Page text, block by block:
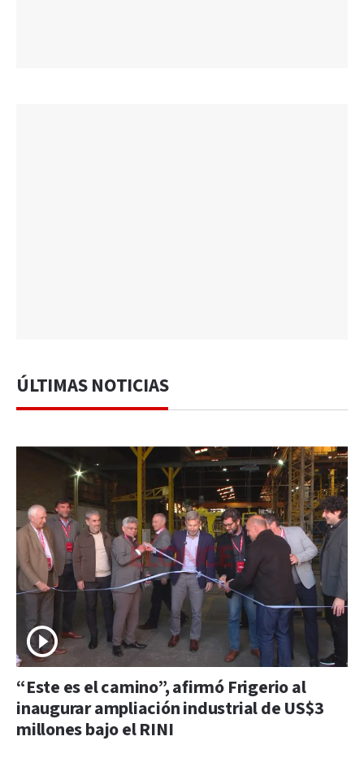
ÚLTIMAS NOTICIAS
“Este es el camino”, afirmó Frigerio al
inaugurar ampliación industrial de US$3
millones bajo el RINI